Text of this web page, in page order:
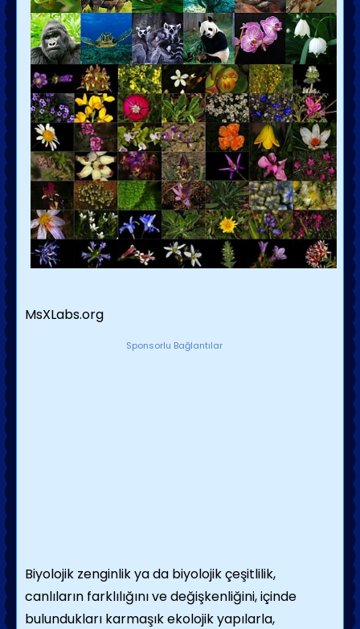
MsXLabs.org
Sponsorlu Bağlantılar
Biyolojik zenginlik ya da biyolojik çeşitlilik,
canlıların farklılığını ve değişkenliğini, içinde
bulundukları karmaşık ekolojik yapılarla,